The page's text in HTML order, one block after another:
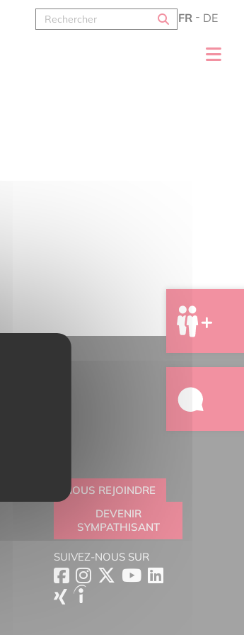
FR DE
NOUS REJOINDRE
DEVENIR
SYMPATHISANT
SUIVEZ-NOUS SUR